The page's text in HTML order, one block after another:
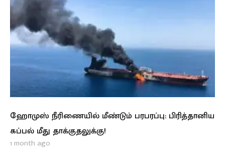
ஹோமுஸ் நீரிணையில் மீண்டும் பரபரப்பு: பிரித்தானிய
கப்பல் மீது தாக்குதலுக்கு!
1 month ago